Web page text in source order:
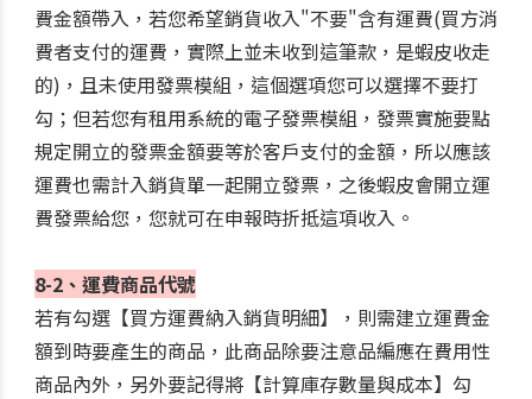
費金額帶入，若您希望銷貨收入"不要"含有運費(買方消
費者支付的運費，實際上並未收到這筆款，是蝦皮收走
的)，且未使用發票模組，這個選項您可以選擇不要打
勾；但若您有租用系統的電子發票模組，發票實施要點
規定開立的發票金額要等於客戶支付的金額，所以應該
運費也需計入銷貨單一起開立發票，之後蝦皮會開立運
費發票給您，您就可在申報時折抵這項收入。
8-2、運費商品代號
若有勾選【買方運費納入銷貨明細】，則需建立運費金
額到時要產生的商品，此商品除要注意品編應在費用性
商品內外，另外要記得將【計算庫存數量與成本】勾